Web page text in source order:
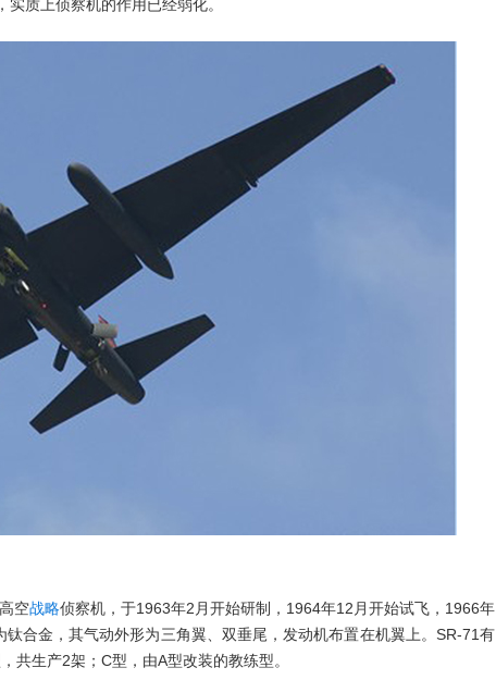
质上侦察机的作用已经弱化。
空战略侦察机，于1963年2月开始研制，1964年12月开始试飞，1966年
合金，其气动外形为三角翼、双垂尾，发动机布置在机翼上。SR-71有
共生产2架；C型，由A型改装的教练型。